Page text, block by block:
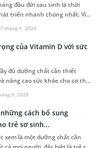
tháng 9, 2020
đầu đời sau sinh là thời
triển nhanh chóng nhất. Vì
đặc biệt lưu tâm khi bổ sung
quan trọng ở giai đoạn này,
D. Vậy nên bổ sung vitamin D
như thế nào cho đúng, hãy
giải đáp trong bài viết...
9, 2020
của Vitamin D với sức
đủ dưỡng chất cần thiết
nâng cao sức khỏe cho cơ thể
nhiều người quan tâm. Thông
chuyên gia tại Bệnh viện Đa
bài viết sau đây sẽ giúp quý
góc nhìn đầy đủ và các cách
D cần thiế...
cách bổ sung
trẻ sơ sinh...
xem là một dưỡng chất cần